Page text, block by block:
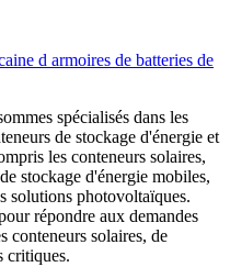
spécialisés dans les
de stockage d'énergie et
les conteneurs solaires,
stockage d'énergie mobiles,
solutions photovoltaïques.
répondre aux demandes
conteneurs solaires, de
critiques.